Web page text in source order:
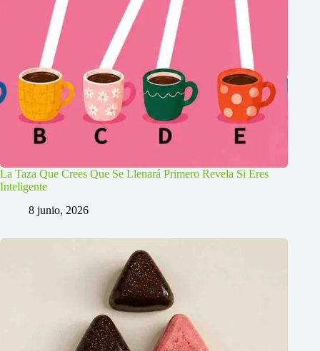
La Taza Que Crees Que Se Llenará Primero Revela Si Eres
Inteligente
8 junio, 2026